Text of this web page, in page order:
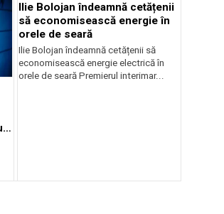
Ilie Bolojan îndeamnă cetățenii
să economisească energie în
orele de seară
Ilie Bolojan îndeamnă cetățenii să
economisească energie electrică în
orele de seară Premierul interimar...